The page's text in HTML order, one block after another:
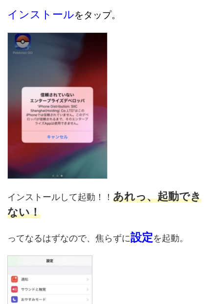
インストールをタップ。
インストールして起動！！ あれっ、起動でき
ない！
ってなるはずなので、焦らずに設定を起動。